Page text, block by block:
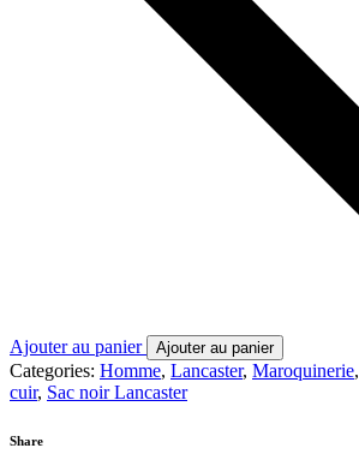
Ajouter au panier Ajouter au panier
Categories: Homme, Lancaster, Maroquinerie,
cuir, Sac noir Lancaster
Share